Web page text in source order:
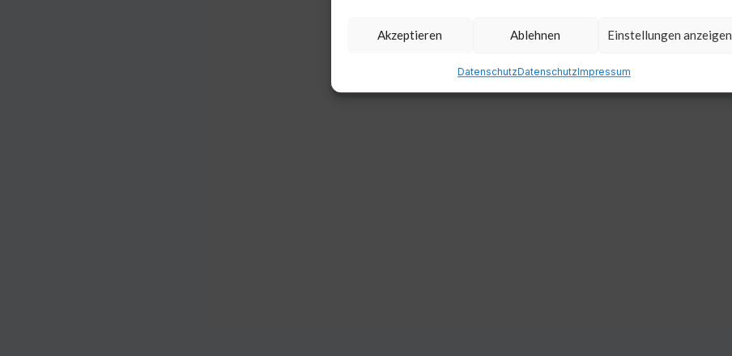
Akzeptieren Ablehnen Einstellungen anzeigen
DatenschutzDatenschutzImpressum